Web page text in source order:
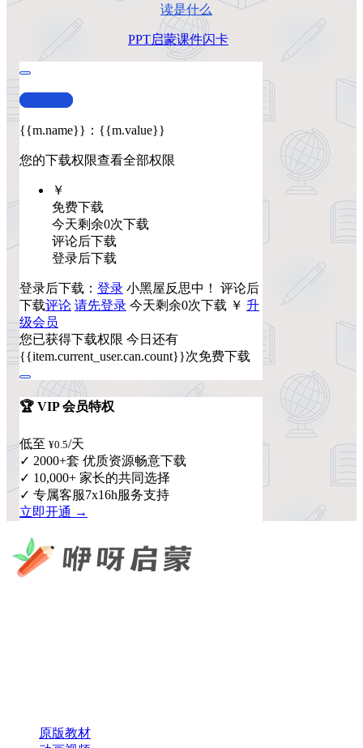
读是什么
PPT启蒙课件闪卡
查看演示
{{m.name}} ： {{m.value}}
您的下载权限查看全部权限
￥
免费下载
今天剩余0次下载
评论后下载
登录后下载
登录后下载： 登录 小黑屋反思中！ 评论后
下载评论 请先登录 今天剩余0次下载 ￥ 升
级会员
您已获得下载权限 今日还有
{{item.current_user.can.count}}次免费下载
🏆 VIP 会员特权
低至 ¥0.5/天
✓ 2000+套 优质资源畅意下载
✓ 10,000+ 家长的共同选择
✓ 专属客服7x16h服务支持
立即开通 →
原版教材